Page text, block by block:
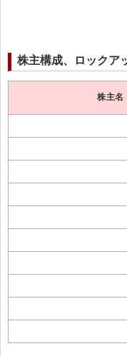
株主構成、ロックア
株主名